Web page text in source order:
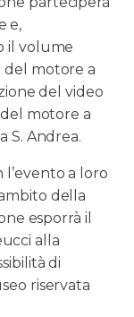
e,
il volume
del motore a
del video
motore a
S. Andrea.
l’evento a loro
della
esporrà il
alla
di
riservata